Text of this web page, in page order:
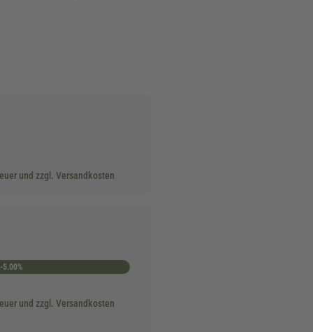
und zzgl. Versandkosten
-5.00%
und zzgl. Versandkosten